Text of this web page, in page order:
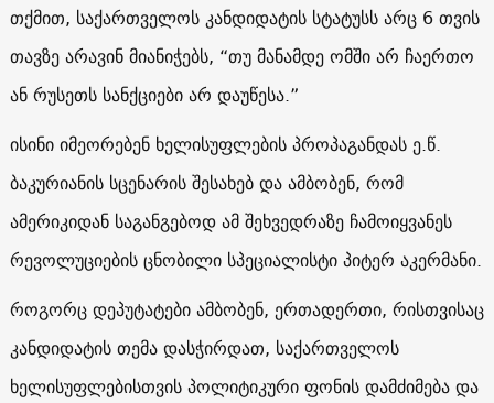
თქმით, საქართველოს კანდიდატის სტატუსს არც 6 თვის
თავზე არავინ მიანიჭებს, “თუ მანამდე ომში არ ჩაერთო
ან რუსეთს სანქციები არ დაუწესა.”
ისინი იმეორებენ ხელისუფლების პროპაგანდას ე.წ.
ბაკურიანის სცენარის შესახებ და ამბობენ, რომ
ამერიკიდან საგანგებოდ ამ შეხვედრაზე ჩამოიყვანეს
რევოლუციების ცნობილი სპეციალისტი პიტერ აკერმანი.
როგორც დეპუტატები ამბობენ, ერთადერთი, რისთვისაც
კანდიდატის თემა დასჭირდათ, საქართველოს
ხელისუფლებისთვის პოლიტიკური ფონის დამძიმება და